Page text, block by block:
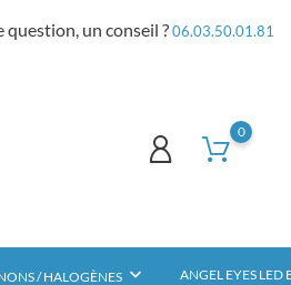
question, un conseil ?06.03.50.01.81
0
/ HALOGÈNES keyboard_arrow_down ANGEL EYES LED